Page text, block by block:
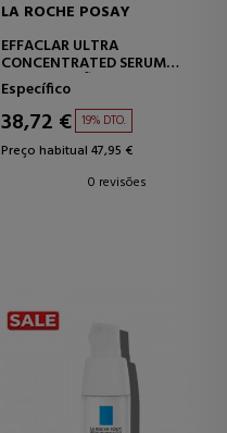
LA ROCHE POSAY
EFFACLAR ULTRA
CONCENTRATED SERUM
SORO DE AÇÃO INTENSIVA
Específico
38,72 € 19% DTO.
Preço habitual 47,95 €
0 revisões